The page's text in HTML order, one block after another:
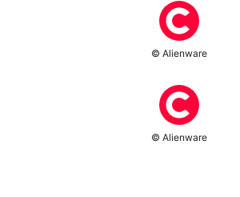
© Alienware
© Alienware